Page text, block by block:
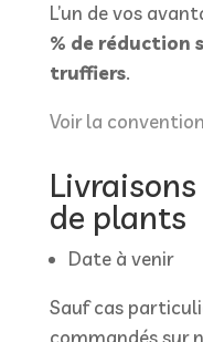
L’un de vos
% de réduction
truffiers.
Voir la
de plants
Date à venir
Sauf cas
commandés sur